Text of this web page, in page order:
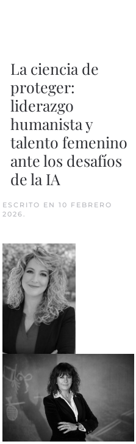
La ciencia de
proteger:
liderazgo
humanista y
talento femenino
ante los desafíos
de la IA
ESCRITO EN10 FEBRERO
2026